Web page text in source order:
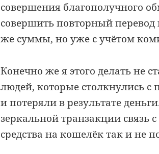
совершения благополучного
совершить повторный
же суммы, но уже с учётом
Конечно же я этого делать не
людей, которые столкнулись
и потеряли в результате
зеркальной транзакции связь
средства на кошелёк так и не